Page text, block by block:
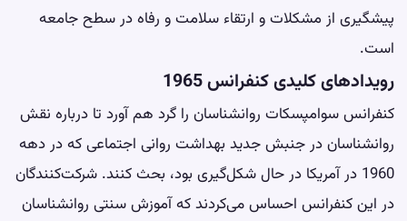
پیشگیری از مشکلات و ارتقاء سلامت و رفاه در سطح جامعه
است.
رویدادهای کلیدی کنفرانس 1965
کنفرانس سوامپسکات روانشناسان را گرد هم آورد تا درباره نقش
روانشناسان در جنبش جدید بهداشت روانی اجتماعی که در دهه
1960 در آمریکا در حال شکل‌گیری بود، بحث کنند. شرکت‌کنندگان
در این کنفرانس احساس می‌کردند که آموزش سنتی روانشناسان